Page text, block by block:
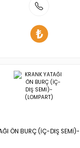
ÖN BURÇ (İÇ-DIŞ